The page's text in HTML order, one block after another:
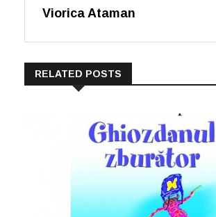
Viorica Ataman
RELATED POSTS